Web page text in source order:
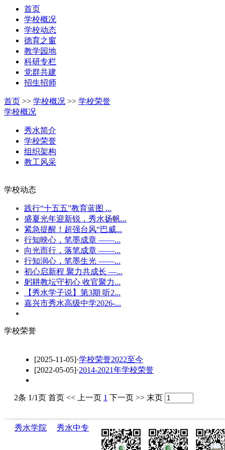
首页
学校概况
学校动态
德育之窗
教学园地
科研专栏
党群共建
招生招师
首页 >> 学校概况 >> 学校荣誉
学校概况
秀水简介
学校荣誉
组织架构
教工风采
学校动态
践行“十五五”教育蓝图 ...
盛夏光年迎新锐，秀水扬帆...
紧急提醒！超强台风“巴威...
行知映心，笔墨成章 ——...
向光而行，落笔成章 ——...
行知润心，笔墨生光 ——...
初心启新程 聚力共成长 —...
躬耕教坛守初心 收官聚力...
【秀水学子说】第3期 听2...
嘉兴市秀水高级中学2026-...
学校荣誉
[2025-11-05]·学校荣誉2022至今
[2022-05-05]·2014-2021年学校荣誉
2条 1/1页 首页 << 上一页 1 下一页 >> 末页
秀水学院 秀水中专